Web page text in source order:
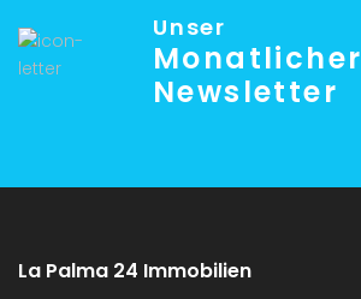
Unser
Monatlicher
Newsletter
La Palma 24 Immobilien